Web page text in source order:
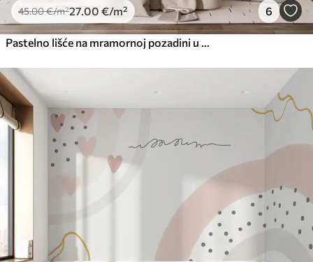
45.00€/m²27 .00 €/m² 6